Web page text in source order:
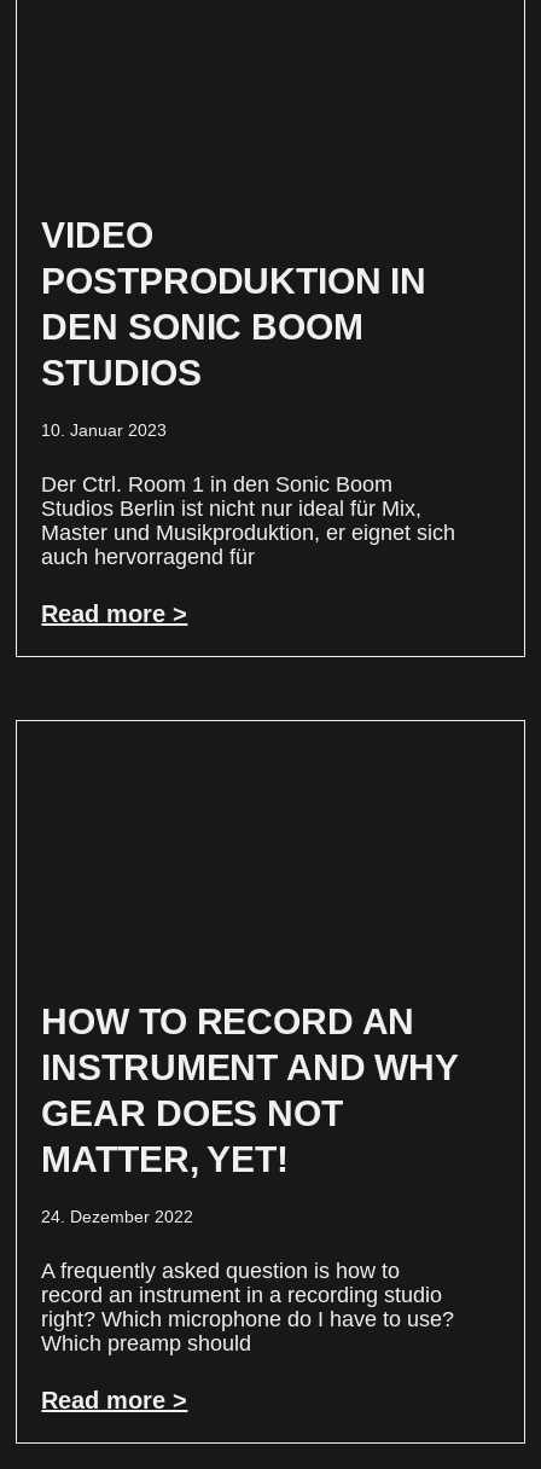
VIDEO
POSTPRODUKTION IN
DEN SONIC BOOM
STUDIOS
10. Januar 2023
Der Ctrl. Room 1 in den Sonic Boom
Studios Berlin ist nicht nur ideal für Mix,
Master und Musikproduktion, er eignet sich
auch hervorragend für
Read more >
HOW TO RECORD AN
INSTRUMENT AND WHY
GEAR DOES NOT
MATTER, YET!
24. Dezember 2022
A frequently asked question is how to
record an instrument in a recording studio
right? Which microphone do I have to use?
Which preamp should
Read more >